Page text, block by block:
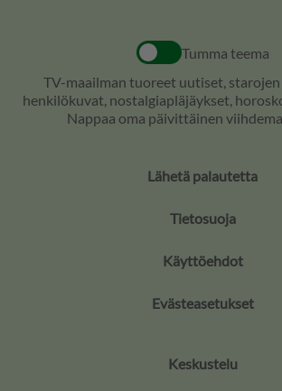
Tumma teema
TV-maailman tuoreet uutiset,
henkilökuvat, nostalgiapläjäykset,
Nappaa oma päivittäinen
Lähetä palautetta
Tietosuoja
Käyttöehdot
Evästeasetukset
Keskustelu